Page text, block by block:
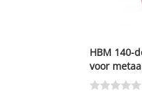
HBM 140-
voor